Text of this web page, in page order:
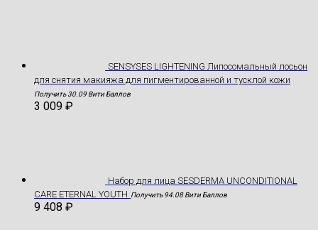
SENSYSES LIGHTENING Липосомальный лосьон
для снятия макияжа для пигментированной и тусклой кожи
Получить 30.09 Вити Баллов
3 009 ₽
Hабор для лица SESDERMA UNCONDITIONAL
CARE ETERNAL YOUTH Получить 94.08 Вити Баллов
9 408 ₽